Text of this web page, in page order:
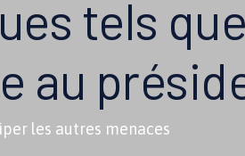
tels
au
les autres menaces